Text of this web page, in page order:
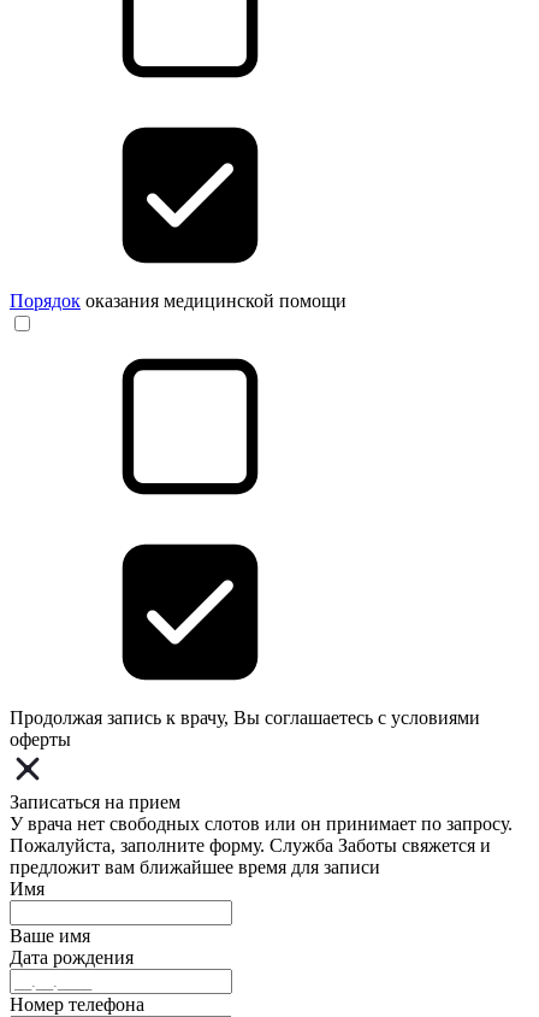
Порядок оказания медицинской помощи
Продолжая запись к врачу, Вы соглашаетесь с условиями
оферты
Записаться на прием
У врача нет свободных слотов или он принимает по запросу.
Пожалуйста, заполните форму. Служба Заботы свяжется и
предложит вам ближайшее время для записи
Имя
Ваше имя
Дата рождения
Номер телефона